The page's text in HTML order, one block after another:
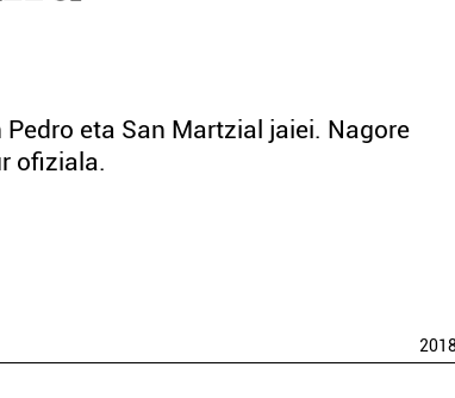
eta San Martzial jaiei. Nagore
ofiziala.